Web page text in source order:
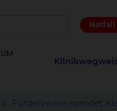
Notfall
Förderverein spendet